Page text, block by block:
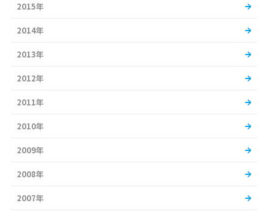
2015年
2014年
2013年
2012年
2011年
2010年
2009年
2008年
2007年